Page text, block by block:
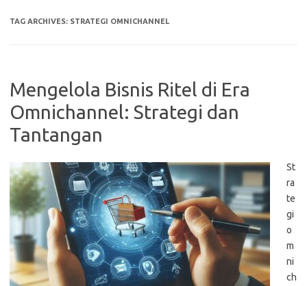
TAG ARCHIVES: STRATEGI OMNICHANNEL
Mengelola Bisnis Ritel di Era
Omnichannel: Strategi dan
Tantangan
St
ra
te
gi
o
m
ni
ch